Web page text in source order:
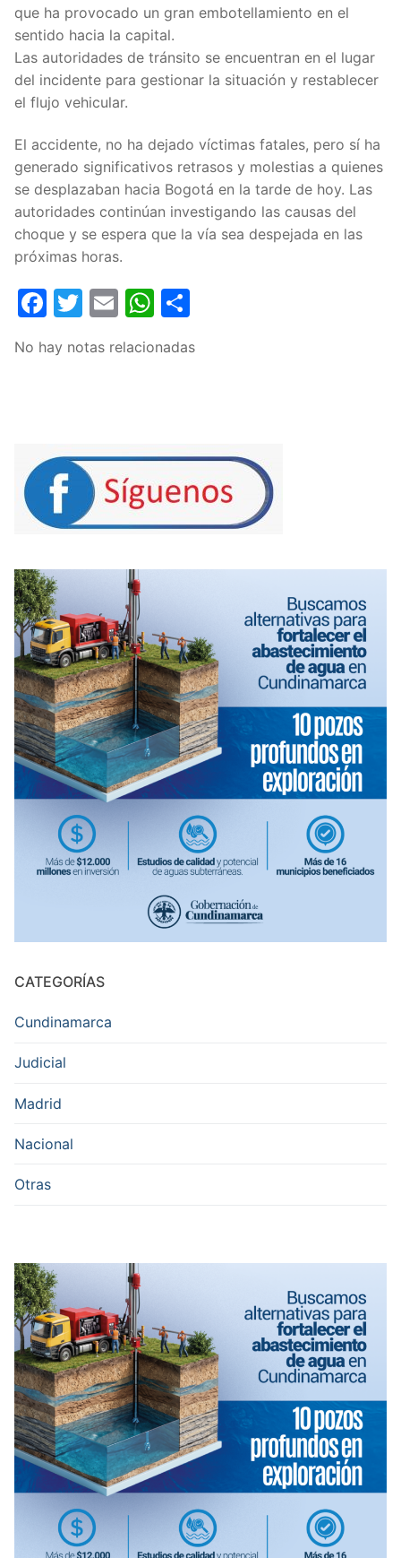
que ha provocado un gran embotellamiento en el
sentido hacia la capital.
Las autoridades de tránsito se encuentran en el lugar
del incidente para gestionar la situación y restablecer
el flujo vehicular.
El accidente, no ha dejado víctimas fatales, pero sí ha
generado significativos retrasos y molestias a quienes
se desplazaban hacia Bogotá en la tarde de hoy. Las
autoridades continúan investigando las causas del
choque y se espera que la vía sea despejada en las
próximas horas.
Facebook
Twitter
EmailWhatsApp
No hay notas relacionadas
CATEGORÍAS
Cundinamarca
Judicial
Madrid
Nacional
Otras